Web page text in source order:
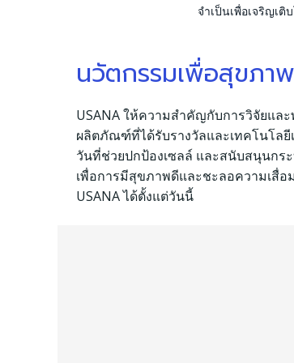
จำเป็นเพื่อเจริญเติ
นวัตกรรมเพื่อสุขภา
USANA ให้ความสำคัญกับการวิจัยแล
ผลิตภัณฑ์ที่ได้รับรางวัลและเทคโนโล
วันที่ช่วยปกป้องเซลล์ และสนับสนุนกร
เพื่อการมีสุขภาพดีและชะลอความเสื่อ
USANA ได้ตั้งแต่วันนี้